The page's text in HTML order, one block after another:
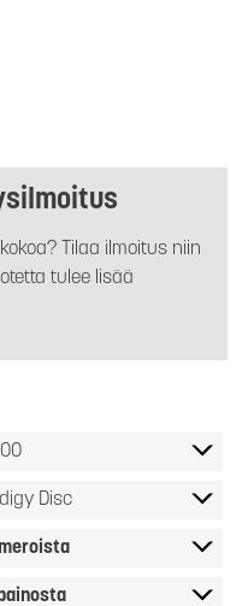
Tilaa ilmoitus niin
tulee lisää
Disc